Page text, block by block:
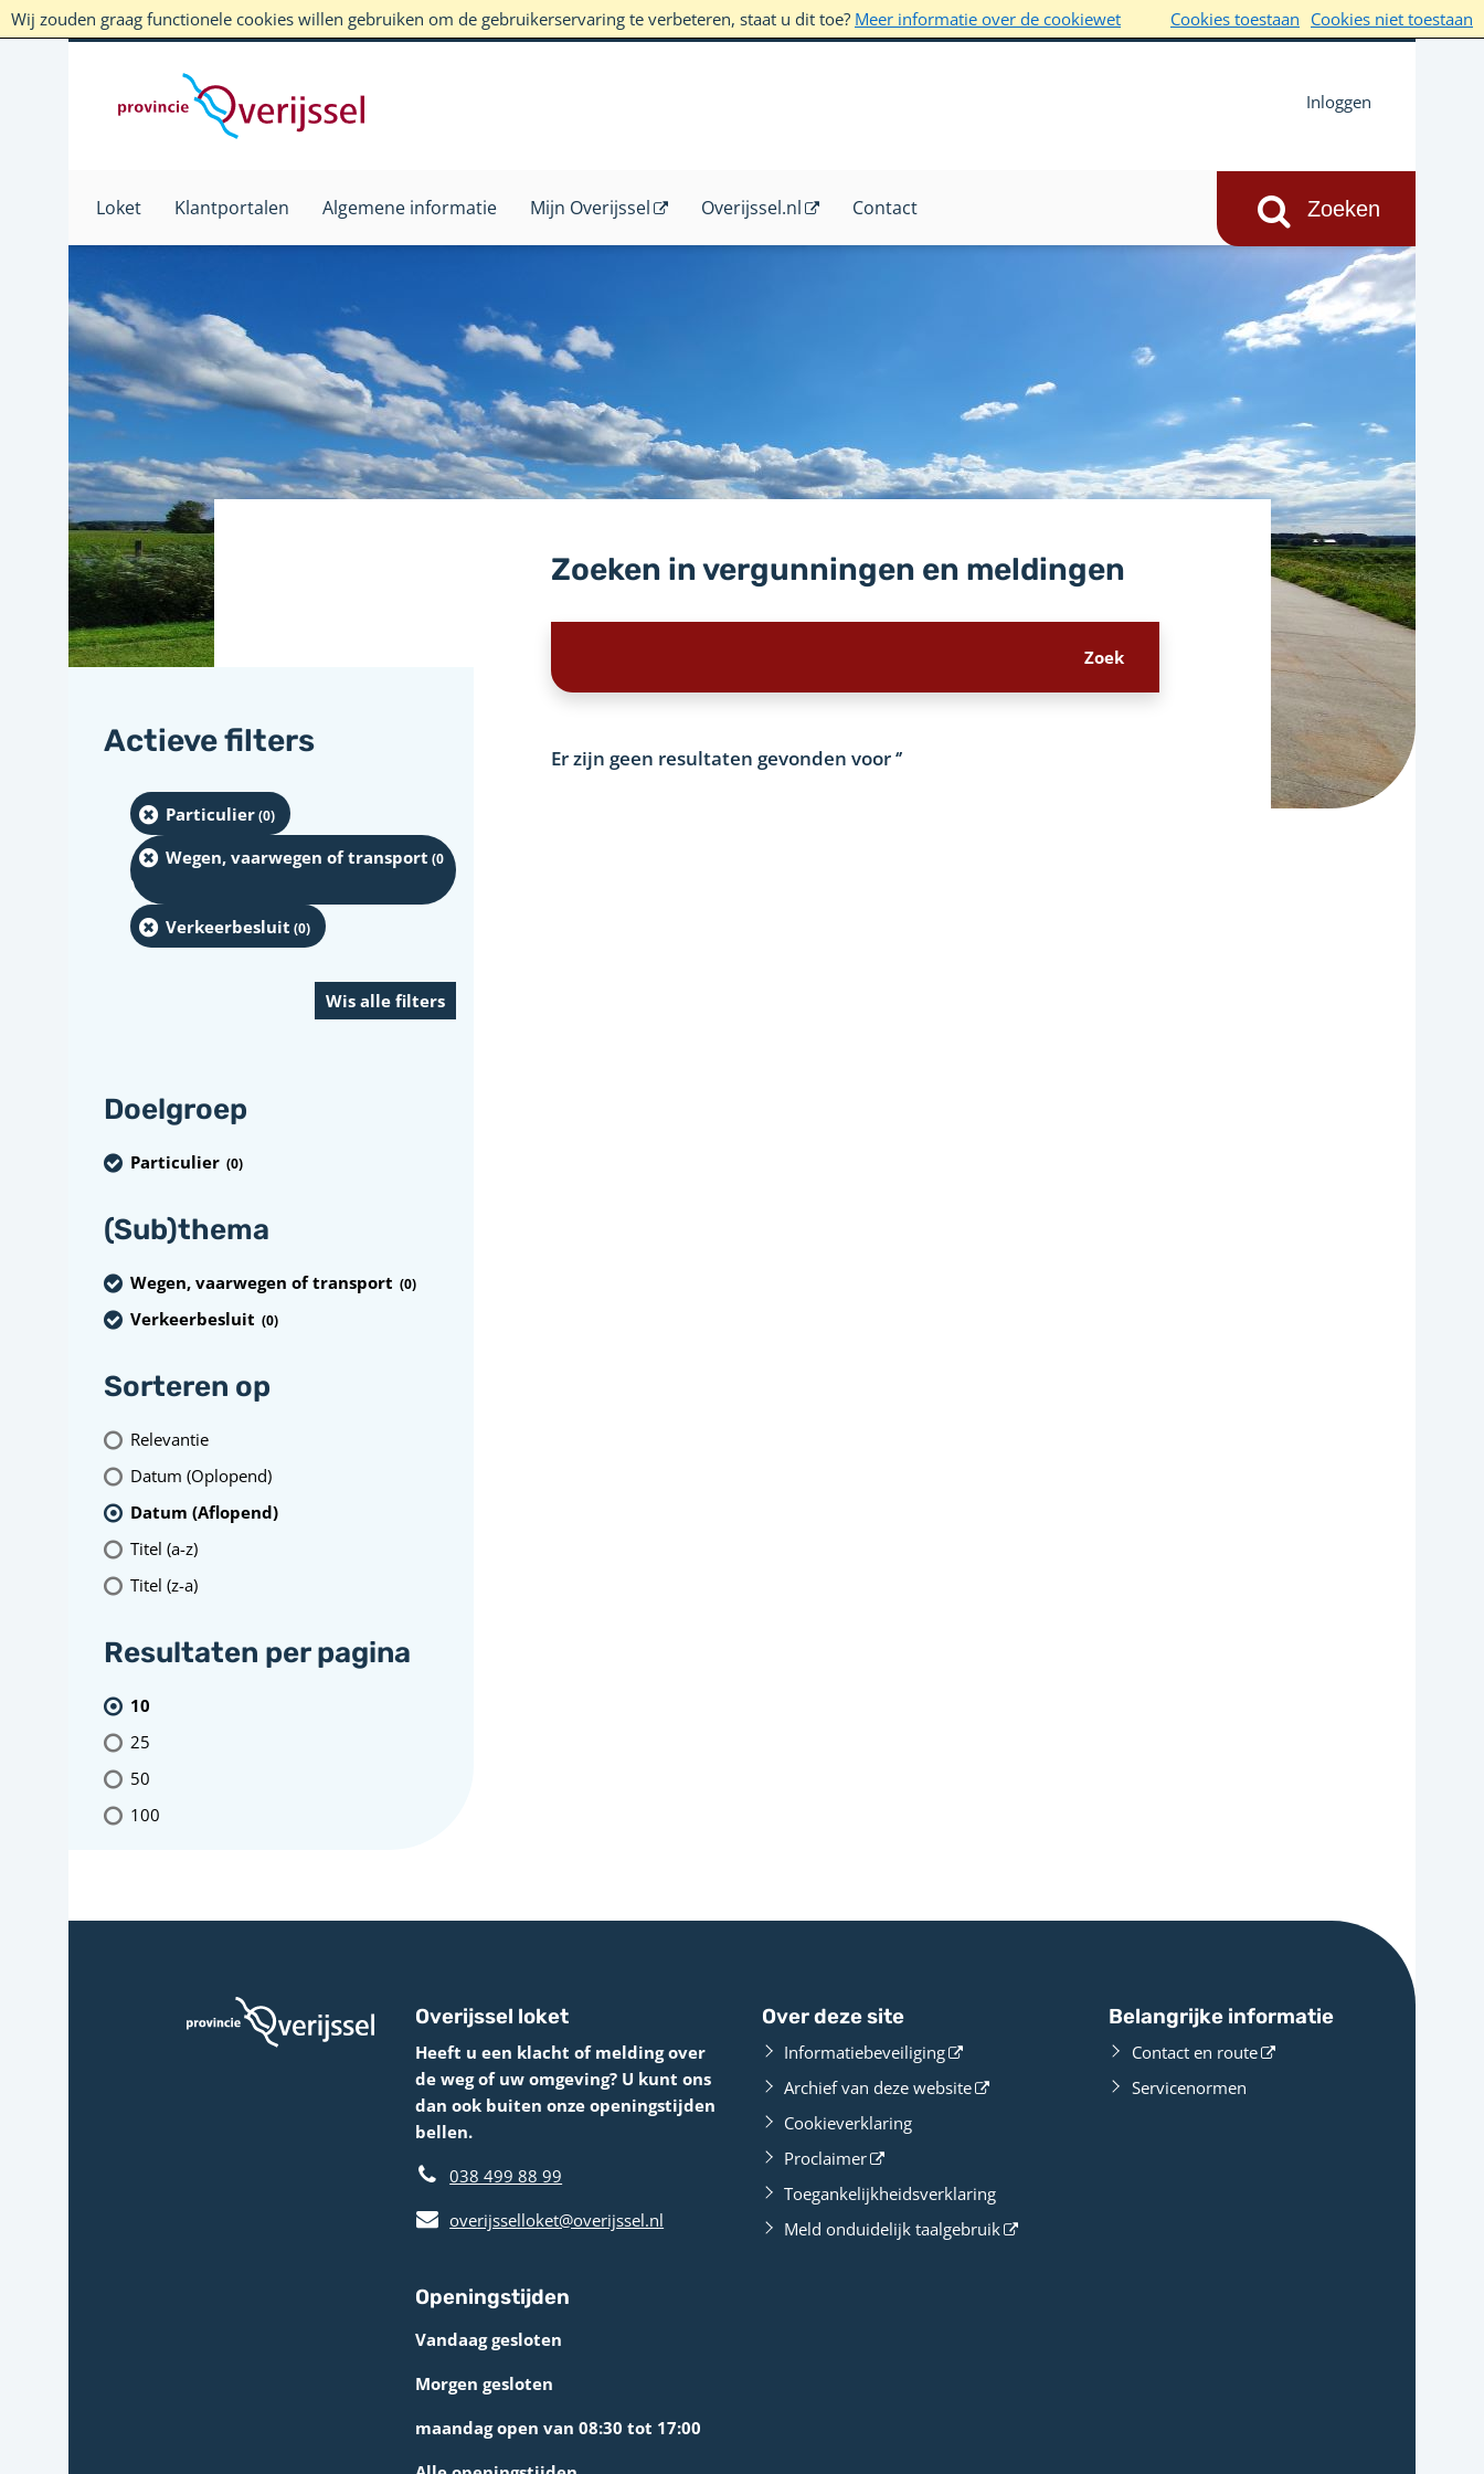
Wij zouden graag functionele cookies willen gebruiken om de gebruikerservaring te verbeteren, staat u dit toe? Meer informatie over de cookiewet Cookies toestaan Cookies niet toestaan
Inloggen
Loket Klantportalen Algemene informatie Mijn Overijssel Overijssel.nl Contact
Zoeken in vergunningen en meldingen
Er zijn geen resultaten gevonden voor‘’
Actieve filters
Particulier(0)
Wegen, vaarwegen of transport (0
)
Verkeerbesluit (0)
Doelgroep
Particulier (0)
(Sub)thema
Wegen, vaarwegen of transport (0)
Verkeerbesluit (0)
Sorteren op
Relevantie
Datum (Oplopend)
Datum (Aflopend)
Titel (a-z)
Titel (z-a)
Resultaten per pagina
10
25
50
100
Overijssel loket
Heeft u een klacht of melding over
de weg of uw omgeving? U kunt ons
dan ook buiten onze openingstijden
bellen.
038 499 88 99
overijsselloket@overijssel.nl
Openingstijden
Vandaag gesloten
Morgen gesloten
maandag open van 08:30 tot 17:00
Over deze site
Informatiebeveiliging
Archief van deze website
Cookieverklaring
Proclaimer
Toegankelijkheidsverklaring
Meld onduidelijk taalgebruik
Belangrijke informatie
Contact en route
Servicenormen